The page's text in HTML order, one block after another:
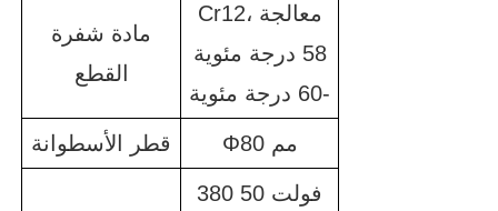
مادة شفرة
القطع
Cr12، معالجة
58 درجة مئوية
-60 درجة مئوية
قطر الأسطوانة Φ80 مم
380 فولت 50